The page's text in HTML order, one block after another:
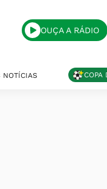
OUÇA A RÁDIO
NOTÍCIAS COPA